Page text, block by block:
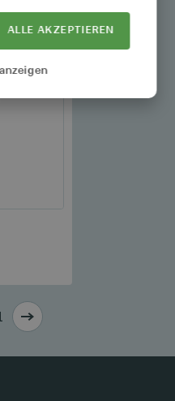
ALLE AKZEPTIEREN